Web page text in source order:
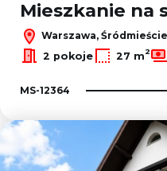
Mieszkanie na
Warszawa, Śródmieście
2 pokoje
27 m2
MS-12364